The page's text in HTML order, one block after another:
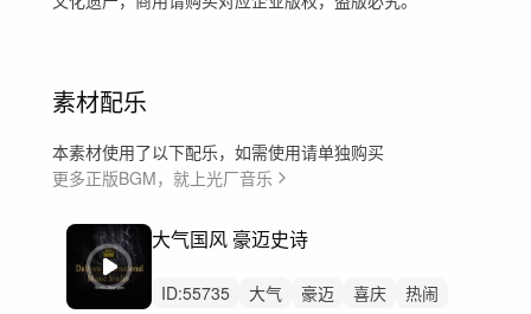
素材配乐
本素材使用了以下配乐，如需使用请单独购买
更多正版BGM，就上光厂音乐
大气国风 豪迈史诗
ID:55735 大气 豪迈 喜庆
热闹